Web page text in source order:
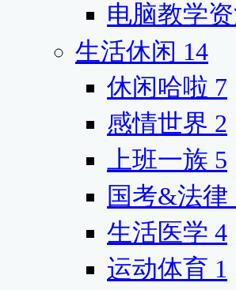
电脑教学
生活休闲 14
休闲哈啦 7
感情世界 2
上班一族 5
国考&法律
生活医学 4
运动体育 1